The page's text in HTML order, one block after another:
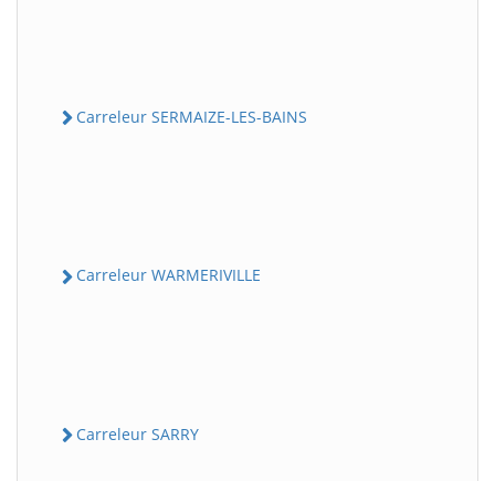
Carreleur SERMAIZE-LES-BAINS
Carreleur WARMERIVILLE
Carreleur SARRY